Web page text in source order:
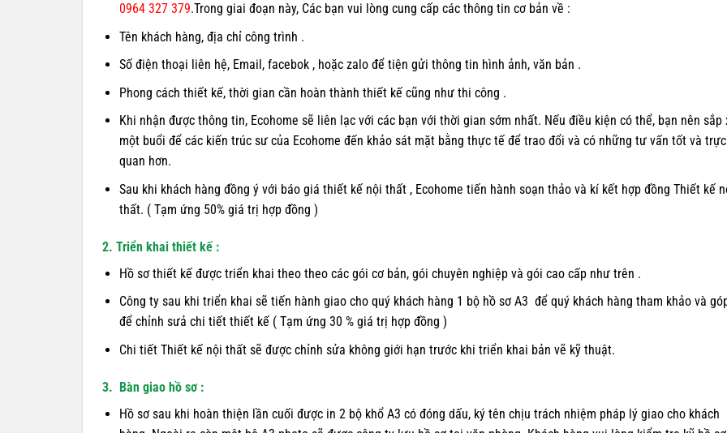
0964 327 379.Trong giai đoạn này, Các bạn vui lòng cung cấp các thông tin cơ bản về :
Tên khách hàng, địa chỉ công trình .
Số điện thoại liên hệ, Email, facebok , hoặc zalo để tiện gửi thông tin hình ảnh, văn bản .
Phong cách thiết kế, thời gian cần hoàn thành thiết kế cũng như thi công .
Khi nhận được thông tin, Ecohome sẽ liên lạc với các bạn với thời gian sớm nhất. Nếu điều kiện có thể, bạn nên sắp
một buổi để các kiến trúc sư của Ecohome đến khảo sát mặt bằng thực tế để trao đổi và có những tư vấn tốt và trực
quan hơn.
Sau khi khách hàng đồng ý với báo giá thiết kế nội thất , Ecohome tiến hành soạn thảo và kí kết hợp đồng Thiết kế
thất. ( Tạm ứng 50% giá trị hợp đồng )
2. Triển khai thiết kế :
Hồ sơ thiết kế được triển khai theo theo các gói cơ bản, gói chuyên nghiệp và gói cao cấp như trên .
Công ty sau khi triển khai sẽ tiến hành giao cho quý khách hàng 1 bộ hồ sơ A3 để quý khách hàng tham khảo và
để chỉnh sưả chi tiết thiết kế ( Tạm ứng 30 % giá trị hợp đồng )
Chi tiết Thiết kế nội thất sẽ được chỉnh sửa không giới hạn trước khi triển khai bản vẽ kỹ thuật.
3. Bàn giao hồ sơ :
Hồ sơ sau khi hoàn thiện lần cuối được in 2 bộ khổ A3 có đóng dấu, ký tên chịu trách nhiệm pháp lý giao cho khách